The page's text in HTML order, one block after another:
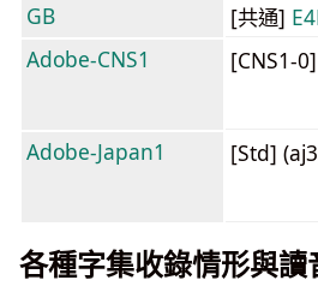
GB
[共通]
Adobe-CNS1
[CNS1-0]
Adobe-Japan1 [Std]
各種字集收錄情形與讀